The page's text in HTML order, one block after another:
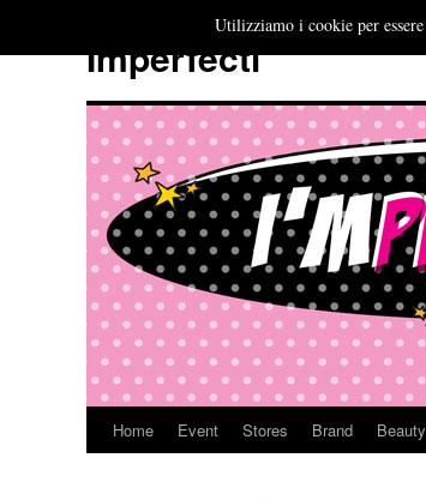
Imperfecti
VaiHome Event Stores Brand Beauty
Utilizziamo i cookie per